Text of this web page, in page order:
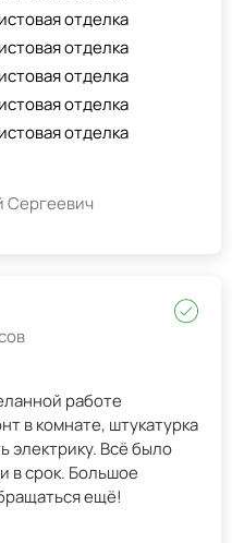
Сергеевич
работе
в комнате, штукатурка
электрику. Всё было
Большое
ещё!